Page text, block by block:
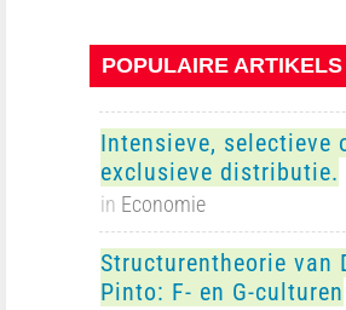
POPULAIRE ARTIKELS
Intensieve, selectieve
exclusieve distributie.
in Economie
Structurentheorie van
Pinto: F- en G-culturen